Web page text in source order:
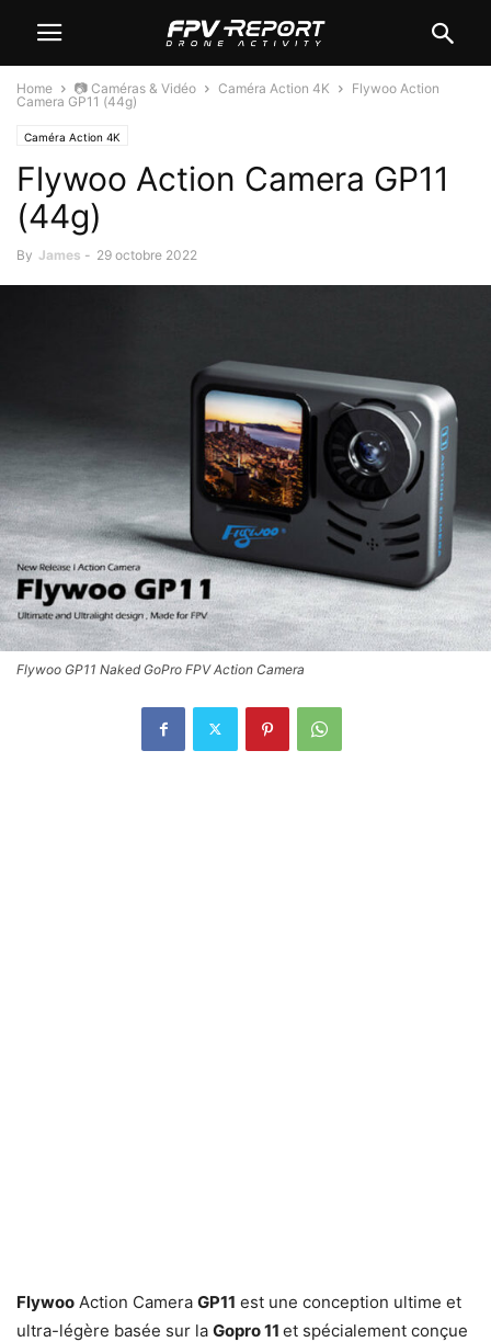
Home 📷 Caméras & Vidéo Caméra Action 4K
Flywoo Action
Camera GP11 (44g)
Caméra Action 4K
Flywoo Action Camera GP11
(44g)
By James - 29 octobre 2022
Flywoo GP11 Naked GoPro FPV Action Camera
Flywoo Action Camera GP11 est une conception ultime et
ultra-légère basée sur la Gopro 11 et spécialement conçue